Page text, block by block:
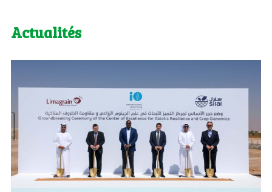
Actualités